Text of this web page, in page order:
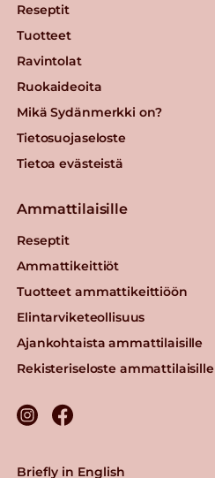
Reseptit
Tuotteet
Ravintolat
Ruokaideoita
Mikä Sydänmerkki on?
Tietosuojaseloste
Tietoa evästeistä
Ammattilaisille
Reseptit
Ammattikeittiöt
Tuotteet ammattikeittiöön
Elintarviketeollisuus
Ajankohtaista ammattilaisille
Rekisteriseloste ammattilaisille
Briefly in English